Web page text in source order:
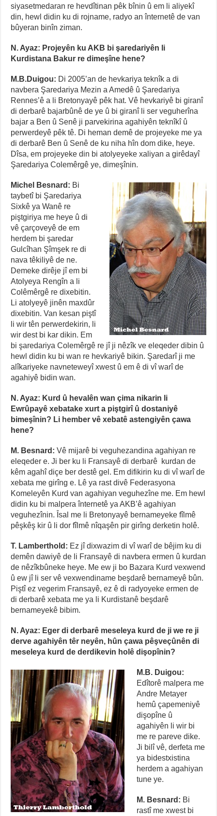
siyasetmedaran re hevdîtinan pêk bînin û em li aliyekî
din, hewl didin ku di rojname, radyo an înternetê de van
bûyeran binîn ziman.
N. Ayaz: Projeyên ku AKB bi şaredariyên li
Kurdistana Bakur re dimeşîne hene?
M.B.Duigou: Di 2005’an de hevkariya teknîk a di
navbera Şaredariya Mezin a Amedê û Şaredariya
Rennes’ê a li Bretonyayê pêk hat. Vê hevkariyê bi giranî
di derbarê bajarbûnê de ye û bi giranî li ser veguherîna
bajar a Ben û Senê ji parvekirina agahiyên teknîkî û
perwerdeyê pêk tê. Di heman demê de projeyeke me ya
di derbarê Ben û Senê de ku niha hîn dom dike, heye.
Dîsa, em projeyeke din bi atolyeyeke xaliyan a girêdayî
Şaredariya Colemêrgê ye, dimeşînin.
Michel Besnard: Bi
taybetî bi Şaredariya
Sixkê ya Wanê re
piştgiriya me heye û di
vê çarçoveyê de em
herdem bi şaredar
Gulcîhan Şîmşek re di
nava têkiliyê de ne.
Demeke dirêje jî em bi
Atolyeya Rengîn a li
Colêmêrgê re dixebitin.
Li atolyeyê jinên maxdûr
dixebitin. Van kesan piştî
li wir tên perwerdekirin, li
wir dest bi kar dikin. Em
bi şaredariya Colemêrgê re jî ji nêzîk ve eleqeder dibin û
hewl didin ku bi wan re hevkariyê bikin. Şaredarî ji me
alîkariyeke navneteweyî xwest û em ê di vî warî de
agahiyê bidin wan.
N. Ayaz: Kurd û hevalên wan çima nikarin li
Ewrûpayê xebatake xurt a piştgirî û dostaniyê
bimeşînin? Li hember vê xebatê astengiyên çawa
hene?
M. Besnard:Vê mijarê bi veguhezandina agahiyan re
eleqeder e. Ji ber ku li Fransayê di derbarê kurdan de
kêm agahî diçe ber destê gel. Em difikirin ku di vî warî de
xebata me girîng e. Lê ya rast divê Federasyona
Komeleyên Kurd van agahiyan veguhezîne me. Em hewl
didin ku bi malpera înternetê ya AKB’ê agahiyan
veguhezînin. Îsal me li Bretonyayê bernameyeke fîlmê
pêşkêş kir û li dor fîlmê nîqaşên pir girîng derketin holê.
T. Lamberthold: Ez jî dixwazim di vî warî de bêjim ku di
demên dawiyê de li Fransayê di navbera ermen û kurdan
de nêzîkbûneke heye. Me ew ji bo Bazara Kurd vexwend
û ew jî li ser vê vexwendiname beşdarê bernameyê bûn.
Piştî ez vegerim Fransayê, ez ê di radyoyeke ermen de
di derbarê xebata me ya li Kurdistanê beşdarê
bernameyekê bibim.
N. Ayaz: Eger di derbarê meseleya kurd de ji we re ji
derve agahiyên têr neyên, hûn çawa pêşveçûnên di
meseleya kurd de derdikevin holê dişopînin?
M.B. Duigou:
Edîtorê malpera me
Andre Metayer
hemû çapemeniyê
dişopîne û
agahiyên li wir bi
me re pareve dike.
Ji bilî vê, derfeta me
ya bidestxistina
herdem a agahiyan
tune ye.
M. Besnard: Bi
rastî me xwest bi